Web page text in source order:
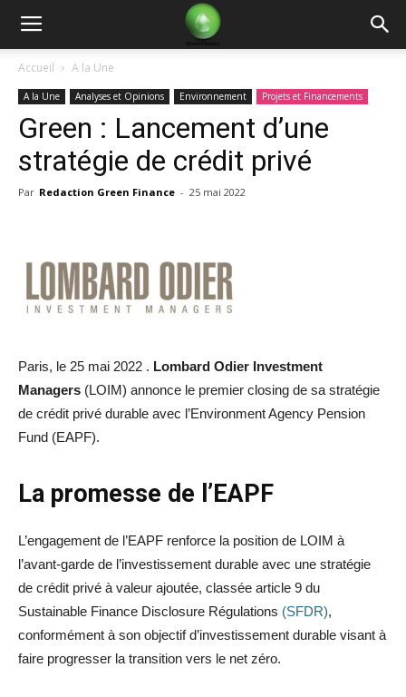
Green
Finance
Accueil A la Une
A la Une Analyses et Opinions Environnement Projets et Financements
Green : Lancement d’une
stratégie de crédit privé
Par Redaction Green Finance - 25 mai 2022
Paris, le 25 mai 2022 . Lombard Odier Investment
Managers (LOIM) annonce le premier closing de sa stratégie
de crédit privé durable avec l’Environment Agency Pension
Fund (EAPF).
La promesse de l’EAPF
L’engagement de l’EAPF renforce la position de LOIM à
l’avant-garde de l’investissement durable avec une stratégie
de crédit privé à valeur ajoutée, classée article 9 du
Sustainable Finance Disclosure Régulations (SFDR),
conformément à son objectif d’investissement durable visant à
faire progresser la transition vers le net zéro.